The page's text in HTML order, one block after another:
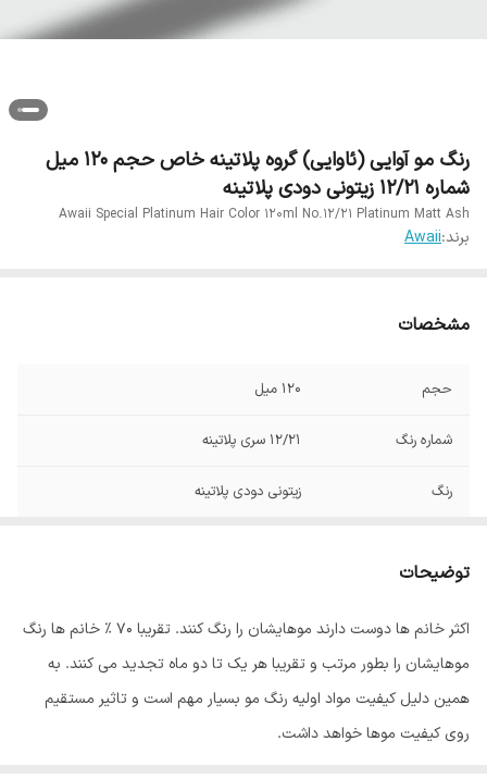
رنگ مو آوایی (ئاوایی) گروه پلاتینه خاص حجم 120 میل
شماره 12/21 زیتونی دودی پلاتینه
Awaii Special Platinum Hair Color 120ml No.12/21 Platinum Matt Ash
برند:Awaii
مشخصات
حجم 120 میل
شماره رنگ 12/21 سری پلاتینه
رنگ زیتونی دودی پلاتینه
توضیحات
اکثر خانم ها دوست دارند موهایشان را رنگ کنند. تقریبا 70 % خانم ها رنگ
موهایشان را بطور مرتب و تقریبا هر یک تا دو ماه تجدید می کنند. به
همین دلیل کیفیت مواد اولیه رنگ مو بسیار مهم است و تاثیر مستقیم
روی کیفیت موها خواهد داشت.